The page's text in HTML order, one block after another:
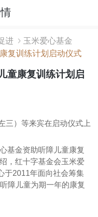
进
玉米爱心基金
复训练计划启动仪式
童康复训练计划启
三）等来宾在启动仪式上
基金资助听障儿童康复
，红十字基金会玉米爱
于2011年面向社会筹集
障儿童为期一年的康复